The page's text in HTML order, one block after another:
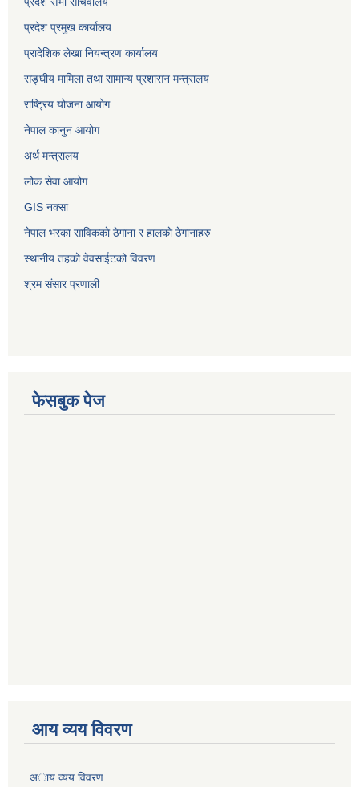
प्रदेश प्रमुख कार्यालय
प्रादेशिक लेखा नियन्त्रण कार्यालय
सङ्‍घीय मामिला तथा सामान्य प्रशासन मन्त्रालय
राष्ट्रिय योजना आयोग
नेपाल कानुन आयोग
अर्थ मन्त्रालय
लोक सेवा आयोग
GIS नक्सा
नेपाल भरका साविककाे ठेगाना र हालकाे ठेगानाहरु
स्थानीय तहको वेवसाईटको विवरण
श्रम संसार प्रणाली
फेसबुक पेज
आय व्यय विवरण
अाय व्यय विवरण